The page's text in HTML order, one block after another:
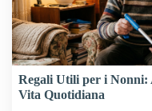
Regali Utili per i Nonni:
Vita Quotidiana